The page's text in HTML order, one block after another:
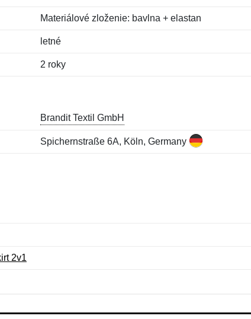
Materiálové zloženie: bavlna + elastan
letné
2 roky
Brandit Textil GmbH
Spichernstraße 6A, Köln, Germany
2v1